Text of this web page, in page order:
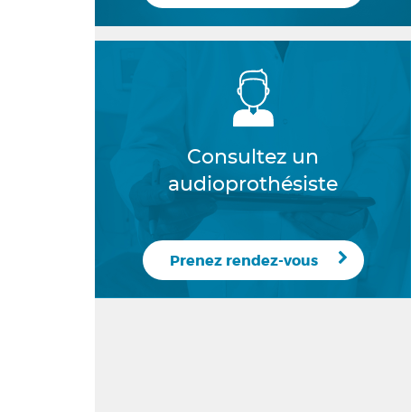
Consultez un
audioprothésiste
Prenez rendez-vous